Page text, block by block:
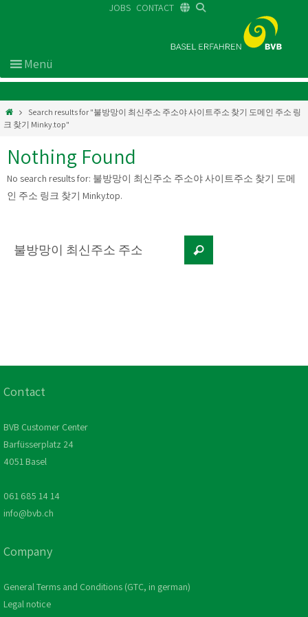
JOBS CONTACT
Search results for "불방망이 최신주소 주소야 사이트주소 찾기 도메인 주소 링
크 찾기 Minky.top"
Nothing Found
No search results for: 불방망이 최신주소 주소야 사이트주소 찾기 도메
인 주소 링크 찾기 Minky.top.
Contact
BVB Customer Center
Barfüsserplatz 24
4051 Basel
061 685 14 14
info@bvb.ch
Company
General Terms and Conditions (GTC, in german)
Legal notice